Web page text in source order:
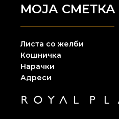
МОЈА СМЕТКА
Листа со желби
Кошничка
Нарачки
Адреси